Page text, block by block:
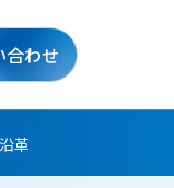
合わせ
革